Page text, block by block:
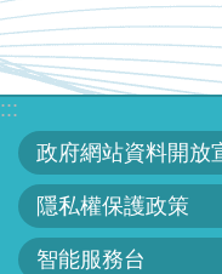
站
導
覽
回
首
頁
意
:::
政府網站資料開放
隱私權保護政策
智能服務台